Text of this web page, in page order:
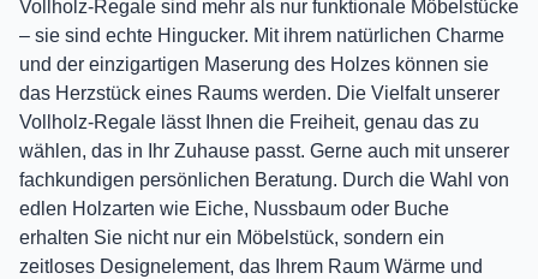
Vollholz-Regale sind mehr als nur funktionale Möbelstücke
– sie sind echte Hingucker. Mit ihrem natürlichen Charme
und der einzigartigen Maserung des Holzes können sie
das Herzstück eines Raums werden. Die Vielfalt unserer
Vollholz-Regale lässt Ihnen die Freiheit, genau das zu
wählen, das in Ihr Zuhause passt. Gerne auch mit unserer
fachkundigen persönlichen Beratung. Durch die Wahl von
edlen Holzarten wie Eiche, Nussbaum oder Buche
erhalten Sie nicht nur ein Möbelstück, sondern ein
zeitloses Designelement, das Ihrem Raum Wärme und